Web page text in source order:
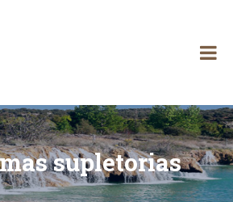
supletorias